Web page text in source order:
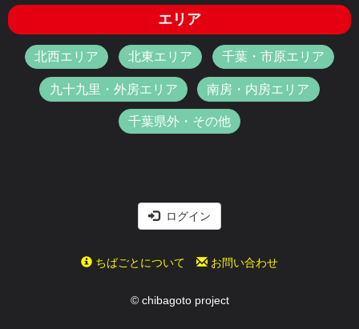
エリア
北西エリア 北東エリア 千葉・市原エリア
九十九里・外房エリア 南房・内房エリア
千葉県外・その他
ログイン
ちばごとについて お問い合わせ
© chibagoto project